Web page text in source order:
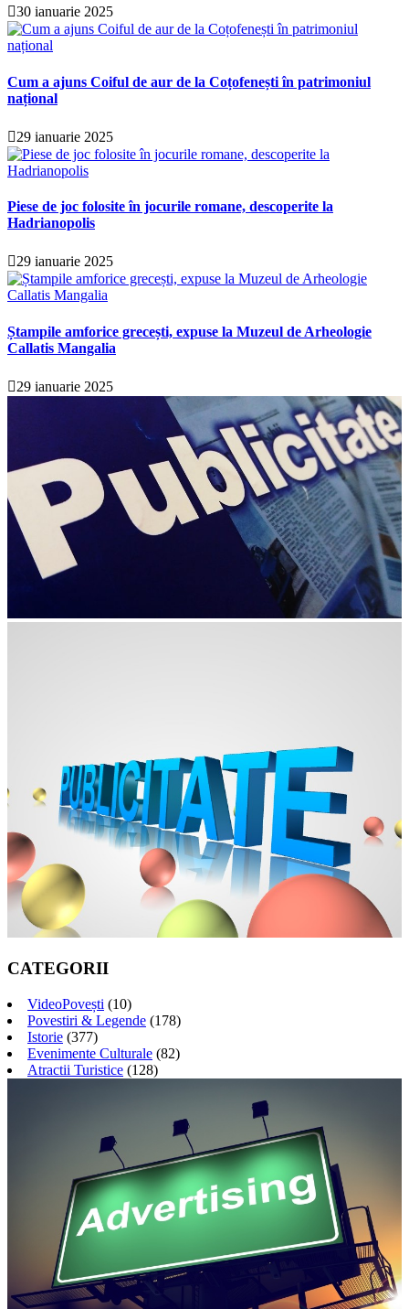
30 ianuarie 2025
Cum a ajuns Coiful de aur de la Coțofenești în patrimoniul
național
29 ianuarie 2025
Piese de joc folosite în jocurile romane, descoperite la
Hadrianopolis
29 ianuarie 2025
Ștampile amforice grecești, expuse la Muzeul de Arheologie
Callatis Mangalia
29 ianuarie 2025
CATEGORII
VideoPovești (10)
Povestiri & Legende (178)
Istorie (377)
Evenimente Culturale (82)
Atractii Turistice (128)